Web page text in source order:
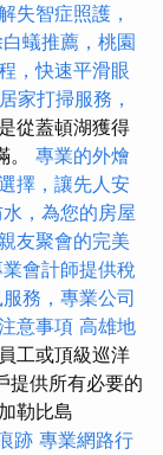
失智症照護，
蟻推薦，桃園
，快速平滑眼
居家打掃服務，
從蓋頓湖獲得
。 專業的外燴
擇，讓先人安
，為您的房屋
友聚會的完美
會計師提供稅
務，專業公司
意事項 高雄地
工或頂級巡洋
提供所有必要的
勒比島
跡 專業網路行